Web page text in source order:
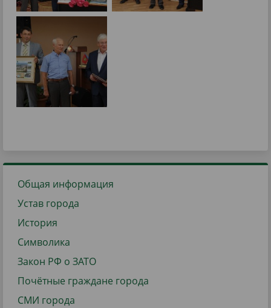
Общая информация
Устав города
История
Символика
Закон РФ о ЗАТО
Почётные граждане города
СМИ города